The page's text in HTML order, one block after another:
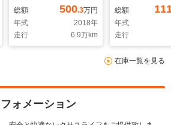
総額
500.3万円
年式
2018年
走行
6.9万km
総額
年式
走行
在庫一覧を見る
ォメーション